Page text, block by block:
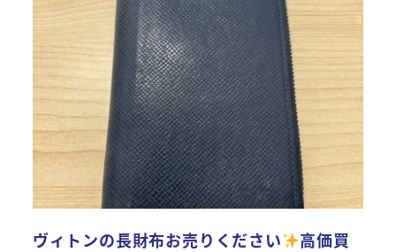
ヴィトンの長財布お売りください
高価買